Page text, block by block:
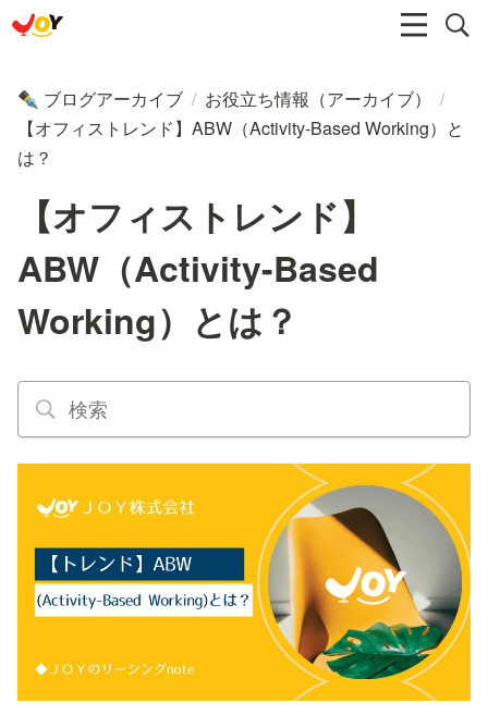
✒️ ブログアーカイブ / お役立ち情報（アーカイブ）
/
【オフィストレンド】ABW（Activity-Based Working）と
は？
【オフィストレンド】
ABW（Activity-Based
Working）とは？